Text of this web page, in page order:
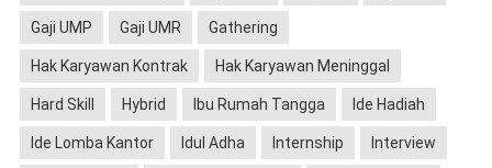
Gaji UMP Gaji UMR Gathering
Hak Karyawan Kontrak Hak Karyawan Meninggal
Hard Skill Hybrid Ibu Rumah Tangga Ide Hadiah
Ide Lomba Kantor Idul Adha Internship Interview